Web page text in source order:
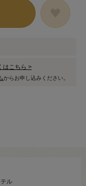
はこちら >
からお申し込みください。
ル